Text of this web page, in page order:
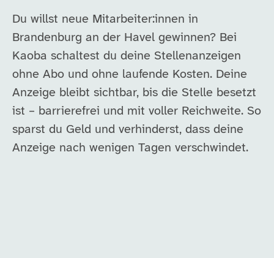
Du willst neue Mitarbeiter:innen in
Brandenburg an der Havel gewinnen? Bei
Kaoba schaltest du deine Stellenanzeigen
ohne Abo und ohne laufende Kosten. Deine
Anzeige bleibt sichtbar, bis die Stelle besetzt
ist – barrierefrei und mit voller Reichweite. So
sparst du Geld und verhinderst, dass deine
Anzeige nach wenigen Tagen verschwindet.